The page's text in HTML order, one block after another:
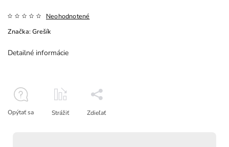
Neohodnotené
Značka:Grešík
Detailné informácie
Opýtať sa Strážiť Zdieľať